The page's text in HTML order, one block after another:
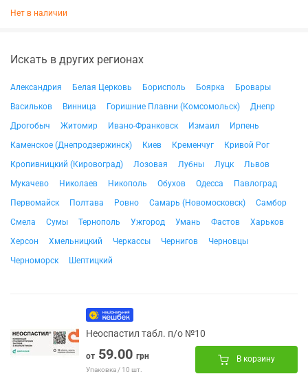
Нет в наличии
Искать в других регионах
Александрия Белая Церковь Борисполь Боярка
Бровары
Васильков
Винница Горишние Плавни (Комсомольск)
Днепр
Дрогобыч
Житомир Ивано-Франковск Измаил
Ирпень
Каменское (Днепродзержинск)
Киев Кременчуг
Кривой Рог
Кропивницкий (Кировоград)
Лозовая Лубны Луцк
Львов
Мукачево
Николаев Никополь Обухов Одесса
Павлоград
Первомайск
Полтава Ровно Самарь (Новомосковск)
Самбор
Смела
Сумы Тернополь Ужгород Умань Фастов
Харьков
Херсон
Хмельницкий Черкассы Чернигов
Черновцы
Черноморск
Шептицкий
Неоспастил табл. п/о №10
от 59.00 грн
Упаковка / 10 шт.
В корзину